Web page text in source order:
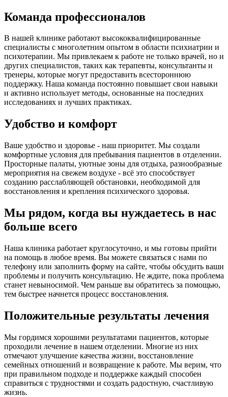
Команда профессионалов
В нашей клинике работают высококвалифицированные
специалисты с многолетним опытом в области психиатрии и
психотерапии. Мы привлекаем к работе не только врачей, но и
других специалистов, таких как терапевты, консультанты и
тренеры, которые могут предоставить всестороннюю
поддержку. Наша команда постоянно повышает свои навыки
и активно использует методы, основанные на последних
исследованиях и лучших практиках.
Удобство и комфорт
Ваше удобство и здоровье - наш приоритет. Мы создали
комфортные условия для пребывания пациентов в отделении.
Просторные палаты, уютные зоны для отдыха, разнообразные
мероприятия на свежем воздухе - всё это способствует
созданию расслабляющей обстановки, необходимой для
восстановления и крепления психического здоровья.
Мы рядом, когда вы нуждаетесь в нас
больше всего
Наша клиника работает круглосуточно, и мы готовы прийти
на помощь в любое время. Вы можете связаться с нами по
телефону или заполнить форму на сайте, чтобы обсудить ваши
проблемы и получить консультацию. Не ждите, пока проблема
станет невыносимой. Чем раньше вы обратитесь за помощью,
тем быстрее начнется процесс восстановления.
Положительные результаты лечения
Мы гордимся хорошими результатами пациентов, которые
проходили лечение в нашем отделении. Многие из них
отмечают улучшение качества жизни, восстановление
семейных отношений и возвращение к работе. Мы верим, что
при правильном подходе и поддержке каждый способен
справиться с трудностями и создать радостную, счастливую
жизнь.